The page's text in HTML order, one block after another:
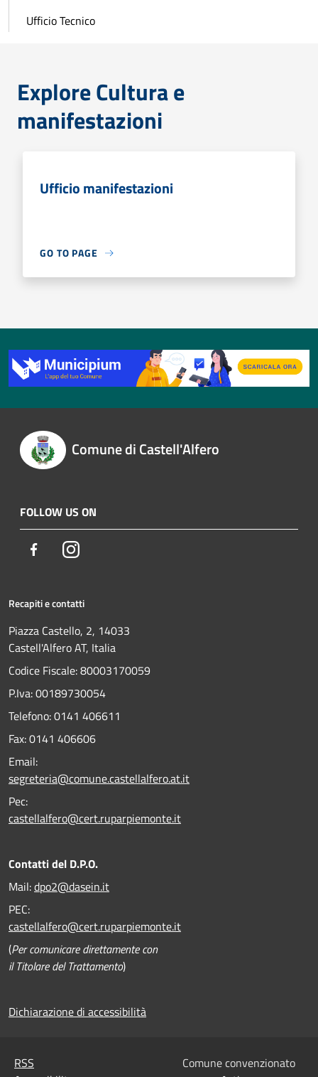
Ufficio Tecnico
Explore Cultura e
manifestazioni
Ufficio manifestazioni
GO TO PAGE
Comune di Castell'Alfero
FOLLOW US ON
FacebookInstagram
Recapiti e contatti
Piazza Castello, 2, 14033
Castell'Alfero AT, Italia
Codice Fiscale: 80003170059
P.Iva: 00189730054
Telefono:0141 406611
Fax:0141 406606
Email:
segreteria@comune.castellalfero.at.it
Pec:
castellalfero@cert.ruparpiemonte.it
Contatti del D.P.O.
Mail:dpo2@dasein.it
PEC:
castellalfero@cert.ruparpiemonte.it
(Per comunicare direttamente con
il Titolare del Trattamento)
Dichiarazione di accessibilità
RSS
Comune convenzionato